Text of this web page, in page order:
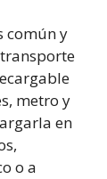
común y
metro y
en
o a